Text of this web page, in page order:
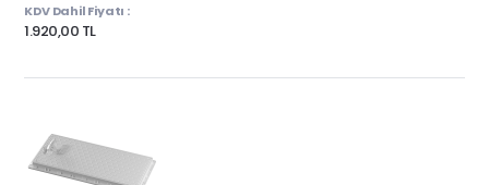
KDV Dahil Fiyatı :
1.920,00 TL